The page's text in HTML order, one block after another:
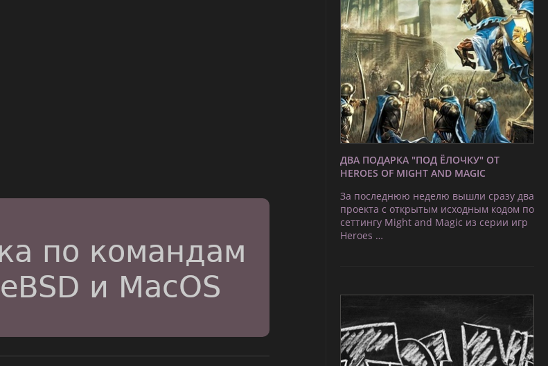
ДВА ПОДАРКА "ПОД ЁЛОЧКУ" ОТ
HEROES OF MIGHT AND MAGIC
За последнюю неделю вышли сразу два
проекта с открытым исходным кодом по
сеттингу Might and Magic из серии игр
Heroes …